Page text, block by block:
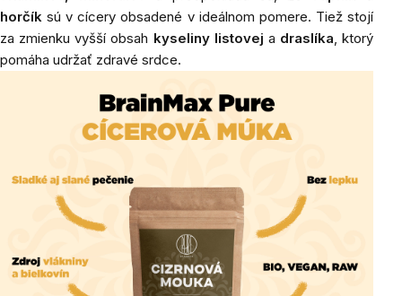
horčík sú v cícery obsadené v ideálnom pomere. Tiež stojí
za zmienku vyšší obsah kyseliny listovej a draslíka, ktorý
pomáha udržať zdravé srdce.